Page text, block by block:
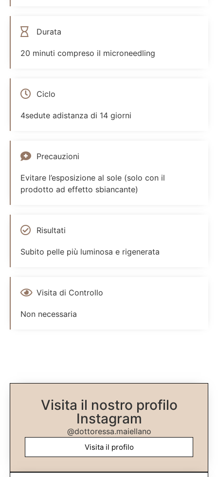
Durata
20 minuti compreso il microneedling
Ciclo
4sedute adistanza di 14 giorni
Precauzioni
Evitare l’esposizione al sole (solo con il
prodotto ad effetto sbiancante)
Risultati
Subito pelle più luminosa e rigenerata
Visita di Controllo
Non necessaria
Visita il nostro profilo
Instagram
@dottoressa.maiellano
Visita il profilo